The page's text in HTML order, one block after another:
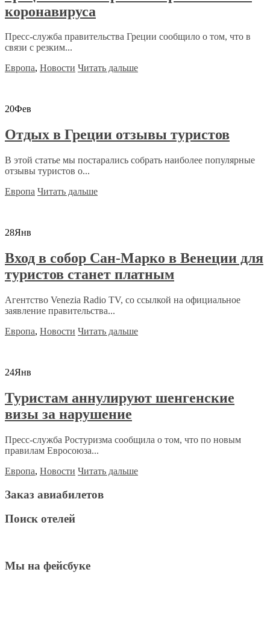
коронавируса
Пресс-служба правительства Греции сообщило о том, что в
связи с резким...
Европа, Новости Читать дальше
20Фев
Отдых в Греции отзывы туристов
В этой статье мы постарались собрать наиболее популярные
отзывы туристов о...
Европа Читать дальше
28Янв
Вход в собор Сан-Марко в Венеции для
туристов станет платным
Агентство Venezia Radio TV, со ссылкой на официальное
заявление правительства...
Европа, Новости Читать дальше
24Янв
Туристам аннулируют шенгенские
визы за нарушение
Пресс-служба Ростуризма сообщила о том, что по новым
правилам Евросоюза...
Европа, Новости Читать дальше
Заказ авиабилетов
Поиск отелей
Мы на фейсбуке